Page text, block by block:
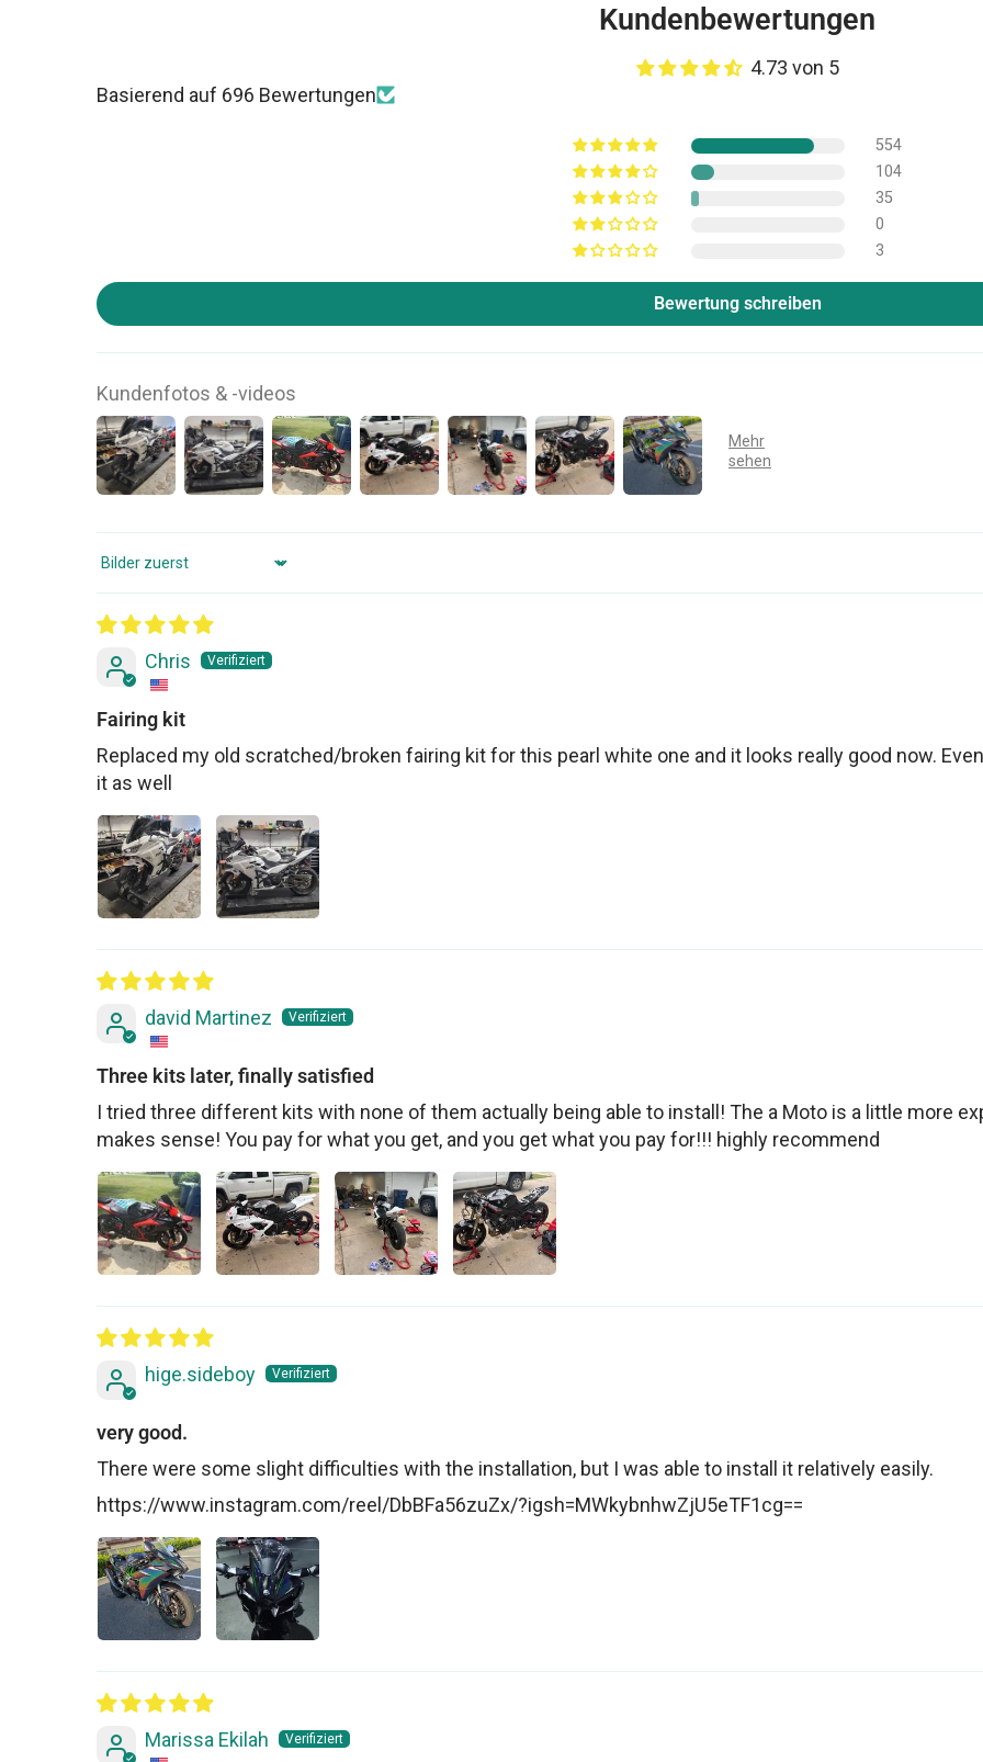
Kundenbewertungen
4.73 von 5
Basierend auf 696 Bewertungen
554
104
35
0
3
Bewertung schreiben
Kundenfotos & -videos
Sort by
Chris
Fairing kit
Replaced my old scratched/broken fairing kit for this pearl white one and it looks really good now.
it as well
david Martinez
Three kits later, finally satisfied
I tried three different kits with none of them actually being able to install! The a Moto is a little more
makes sense! You pay for what you get, and you get what you pay for!!! highly recommend
hige.sideboy
very good.
There were some slight difficulties with the installation, but I was able to install it relatively easily.
https://www.instagram.com/reel/DbBFa56zuZx/?igsh=MWkybnhwZjU5eTF1cg==
Marissa Ekilah